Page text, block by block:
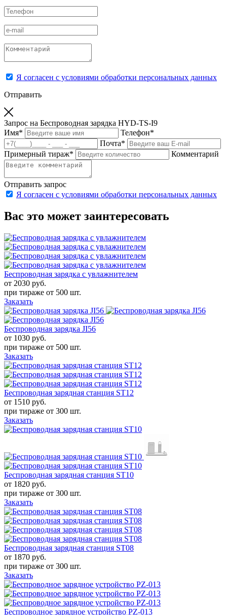
Я согласен с условиями обработки персональных данных
Отправить
Запрос на Беспроводная зарядка HYD-TS-I9
Имя* Телефон*
Почта*
Примерный тираж* Комментарий
Отправить запрос
Я согласен с условиями обработки персональных данных
Вас это может заинтересовать
Беспроводная зарядка с увлажнителем
от 2030 руб.
при тираже от 500 шт.
Заказать
Беспроводная зарядка JI56
от 1030 руб.
при тираже от 500 шт.
Заказать
Беспроводная зарядная станция ST12
от 1510 руб.
при тираже от 300 шт.
Заказать
Беспроводная зарядная станция ST10
от 1820 руб.
при тираже от 300 шт.
Заказать
Беспроводная зарядная станция ST08
от 1870 руб.
при тираже от 300 шт.
Заказать
Беспроводное зарядное устройство PZ-013